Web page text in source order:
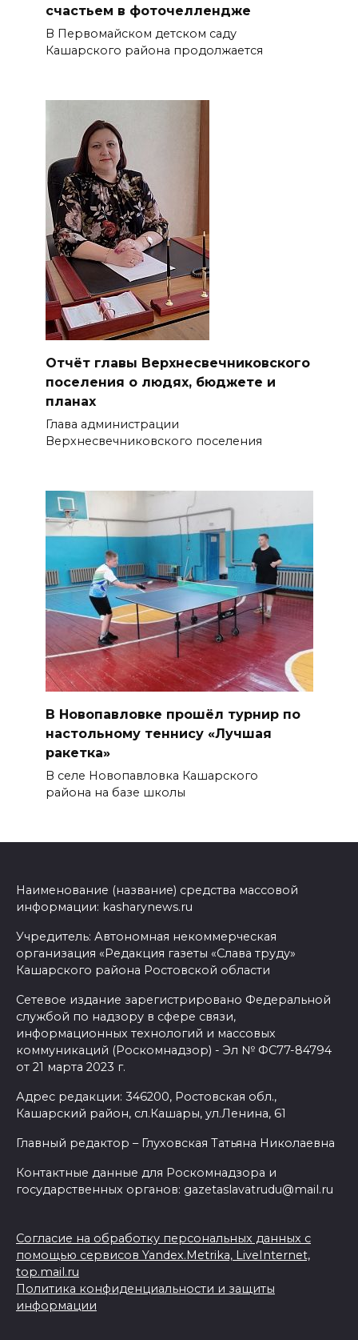
счастьем в фоточеллендже
В Первомайском детском саду
Кашарского района продолжается
Отчёт главы Верхнесвечниковского
поселения о людях, бюджете и
планах
Глава администрации
Верхнесвечниковского поселения
В Новопавловке прошёл турнир по
настольному теннису «Лучшая
ракетка»
В селе Новопавловка Кашарского
района на базе школы
Наименование (название) средства массовой
информации: kasharynews.ru
Учредитель: Автономная некоммерческая
организация «Редакция газеты «Слава труду»
Кашарского района Ростовской области
Сетевое издание зарегистрировано Федеральной
службой по надзору в сфере связи,
информационных технологий и массовых
коммуникаций (Роскомнадзор) - Эл № ФС77-84794
от 21 марта 2023 г.
Адрес редакции: 346200, Ростовская обл.,
Кашарский район, сл.Кашары, ул.Ленина, 61
Главный редактор – Глуховская Татьяна Николаевна
Контактные данные для Роскомнадзора и
государственных органов: gazetaslavatrudu@mail.ru
Согласие на обработку персональных данных с
помощью сервисов Yandex.Metrika, LiveInternet,
top.mail.ru
Политика конфиденциальности и защиты
информации